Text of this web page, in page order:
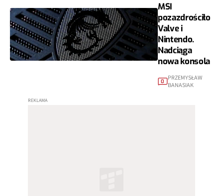
MSI
pozazdrościło
Valve i
Nintendo.
Nadciąga
nowa konsola
0
PRZEMYSŁAW
BANASIAK